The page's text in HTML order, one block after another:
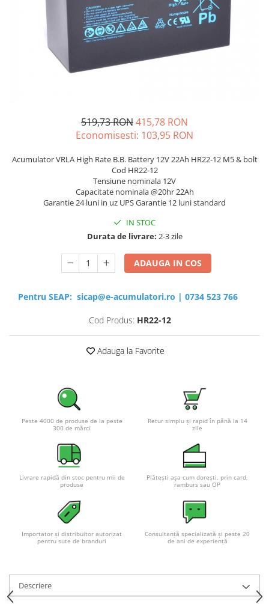
Sisteme de management (BMS)
Redresoare, incarcatoare si testere
Redresoare auto, moto, barci si
519,73 RON415,78 RON
Economisesti: 103,95 RON
Acumulator VRLA High Rate B.B. Battery 12V 22Ah HR22-12 M5 & bolt
Cod HR22-12
Tensiune nominala 12V
Capacitate nominala @20hr 22Ah
Garantie 24 luni in uz UPS Garantie 12 luni standard
IN STOC
Durata de livrare: 2-3 zile
ADAUGA IN COS
Pentru SEAP: sicap@e-acumulatori.ro | 0734 523 766
Cod Produs: HR22-12
Adauga la Favorite
Peste 4000 de produse de la peste
300 de mărci
Retur simplu și rapid în până la 14
zile
Livrare rapidă din stoc pentru mii de
produse
Plătești așa cum dorești, prin card,
ramburs sau OP
Importator și distribuitor autorizat
pentru sute de branduri
Consultanță specializată și peste 20
de ani de experiență
Descriere